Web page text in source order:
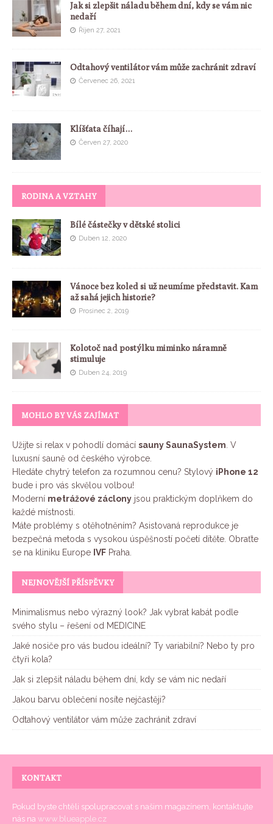
Jak si zlepšit náladu během dní, kdy se vám nic
nedaří
Říjen 27, 2021
Odtahový ventilátor vám může zachránit zdraví
Červenec 26, 2021
Klíšťata číhají…
Červen 27, 2020
RODINA A VZTAHY
Bílé částečky v dětské stolici
Duben 12, 2020
Vánoce bez koled si už neumíme představit. Kam
až sahá jejich historie?
Prosinec 2, 2019
Kolotoč nad postýlku miminko náramně
stimuluje
Duben 24, 2019
MOHLO BY VÁS ZAJÍMAT
Užijte si relax v pohodlí domácí sauny SaunaSystem . V
luxusní sauně od českého výrobce.
Hledáte chytrý telefon za rozumnou cenu? Stylový iPhone 12
bude i pro vás skvělou volbou!
Moderní metrážové záclony jsou praktickým doplňkem do
každé místnosti.
Máte problémy s otěhotněním? Asistovaná reprodukce je
bezpečná metoda s vysokou úspěšností početí dítěte. Obraťte
se na kliniku Europe IVF Praha.
NEJNOVĚJŠÍ PŘÍSPĚVKY
Minimalismus nebo výrazný look? Jak vybrat kabát podle
svého stylu – řešení od MEDICINE
Jaké nosiče pro vás budou ideální? Ty variabilní? Nebo ty pro
čtyři kola?
Jak si zlepšit náladu během dní, kdy se vám nic nedaří
Jakou barvu oblečení nosíte nejčastěji?
Odtahový ventilátor vám může zachránit zdraví
KONTAKT
Pokud byste chtěli spolupracovat s našim magazínem, kontaktujte
nás na www.blueapple.cz